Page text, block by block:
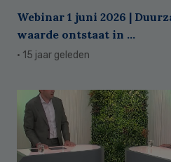
Webinar 1 juni 2026 |
waarde ontstaat in ...
· 15 jaar geleden